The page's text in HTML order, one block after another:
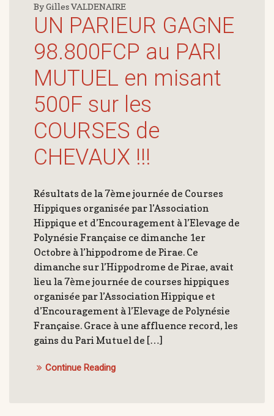
By Gilles VALDENAIRE
UN PARIEUR GAGNE
98.800FCP au PARI
MUTUEL en misant
500F sur les
COURSES de
CHEVAUX !!!
Résultats de la 7ème journée de Courses
Hippiques organisée par l’Association
Hippique et d’Encouragement à l’Elevage de
Polynésie Française ce dimanche 1er
Octobre à l’hippodrome de Pirae. Ce
dimanche sur l’Hippodrome de Pirae, avait
lieu la 7ème journée de courses hippiques
organisée par l’Association Hippique et
d’Encouragement à l’Elevage de Polynésie
Française. Grace à une affluence record, les
gains du Pari Mutuel de […]
Continue Reading